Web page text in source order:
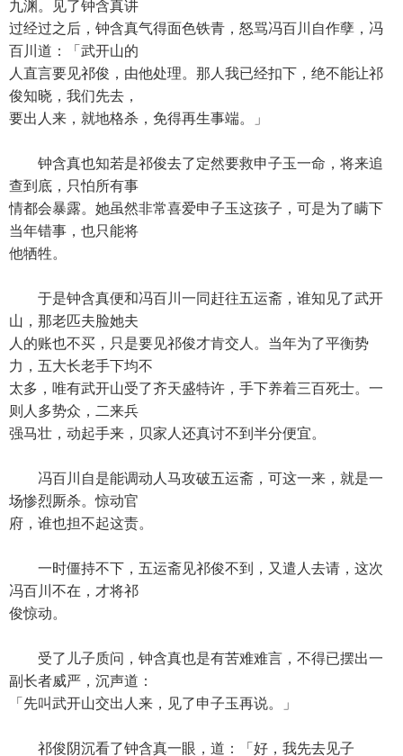
九渊。见了钟含真讲
过经过之后，钟含真气得面色铁青，怒骂冯百川自作孽，冯
百川道：「武开山的
人直言要见祁俊，由他处理。那人我已经扣下，绝不能让祁
俊知晓，我们先去，
要出人来，就地格杀，免得再生事端。」
钟含真也知若是祁俊去了定然要救申子玉一命，将来追
查到底，只怕所有事
情都会暴露。她虽然非常喜爱申子玉这孩子，可是为了瞒下
当年错事，也只能将
他牺牲。
于是钟含真便和冯百川一同赶往五运斋，谁知见了武开
山，那老匹夫脸她夫
人的账也不买，只是要见祁俊才肯交人。当年为了平衡势
力，五大长老手下均不
太多，唯有武开山受了齐天盛特许，手下养着三百死士。一
则人多势众，二来兵
强马壮，动起手来，贝家人还真讨不到半分便宜。
冯百川自是能调动人马攻破五运斋，可这一来，就是一
场惨烈厮杀。惊动官
府，谁也担不起这责。
一时僵持不下，五运斋见祁俊不到，又遣人去请，这次
冯百川不在，才将祁
俊惊动。
受了儿子质问，钟含真也是有苦难难言，不得已摆出一
副长者威严，沉声道：
「先叫武开山交出人来，见了申子玉再说。」
祁俊阴沉看了钟含真一眼，道：「好，我先去见子